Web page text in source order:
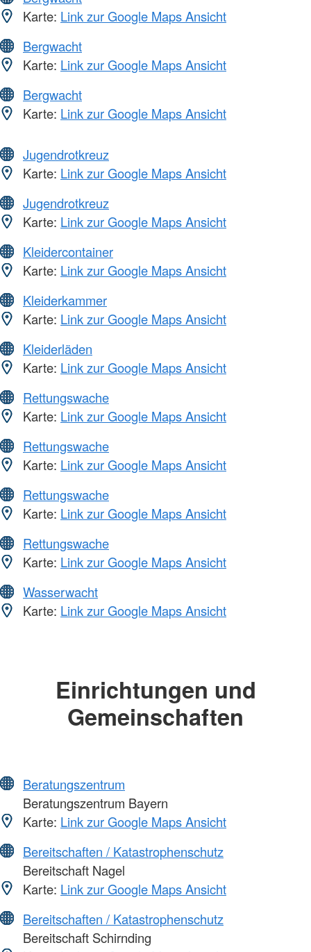
Karte: Link zur Google Maps Ansicht
Bergwacht
Karte: Link zur Google Maps Ansicht
Bergwacht
Karte: Link zur Google Maps Ansicht
Jugendrotkreuz
Karte: Link zur Google Maps Ansicht
Jugendrotkreuz
Karte: Link zur Google Maps Ansicht
Kleidercontainer
Karte: Link zur Google Maps Ansicht
Kleiderkammer
Karte: Link zur Google Maps Ansicht
Kleiderläden
Karte: Link zur Google Maps Ansicht
Rettungswache
Karte: Link zur Google Maps Ansicht
Rettungswache
Karte: Link zur Google Maps Ansicht
Rettungswache
Karte: Link zur Google Maps Ansicht
Rettungswache
Karte: Link zur Google Maps Ansicht
Wasserwacht
Karte: Link zur Google Maps Ansicht
Einrichtungen und
Gemeinschaften
Beratungszentrum
Beratungszentrum Bayern
Karte: Link zur Google Maps Ansicht
Bereitschaften / Katastrophenschutz
Bereitschaft Nagel
Karte: Link zur Google Maps Ansicht
Bereitschaften / Katastrophenschutz
Bereitschaft Schirnding